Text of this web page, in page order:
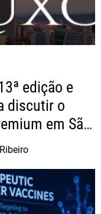
edição e
discutir o
em São